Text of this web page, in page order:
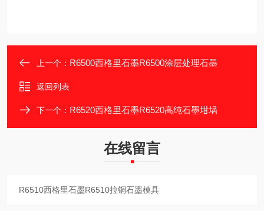
上一个： R6500西格里石墨R6500涂层处理石墨
返回列表
下一个： R6520西格里石墨R6520高纯石墨坩埚
在线留言